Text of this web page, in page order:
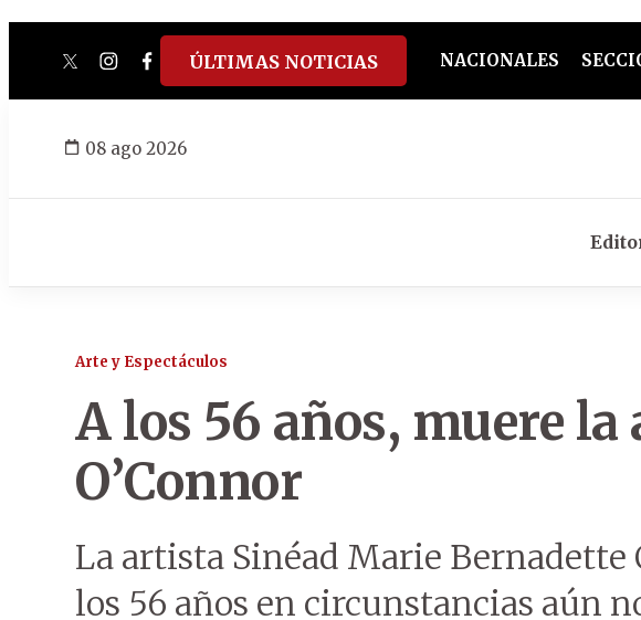
twitterinstagram
facebook
tiktokyoutube
spotify
ÚLTIMAS NOTICIAS NACIONALES
08 ago 2026
Arte y Espectáculos
A los 56 años, muere
O’Connor
La artista Sinéad Marie Bernadette
los 56 años en circunstancias aún